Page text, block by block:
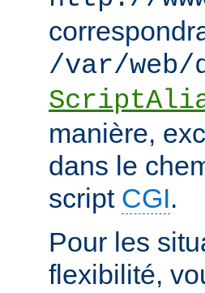
/var/
manière,
dans le
script CGI.
Pour les
flexibilité,